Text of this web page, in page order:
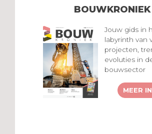
BOUWKRONIEK
Jouw gids in
labyrinth van
projecten,
evoluties in
bouwsector
MEER